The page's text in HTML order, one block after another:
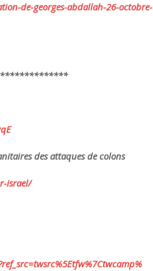
de-georges-abdallah-26-octobre-
****
des attaques de colons
israel/
ref_src=twsrc%5Etfw%7Ctwcamp%